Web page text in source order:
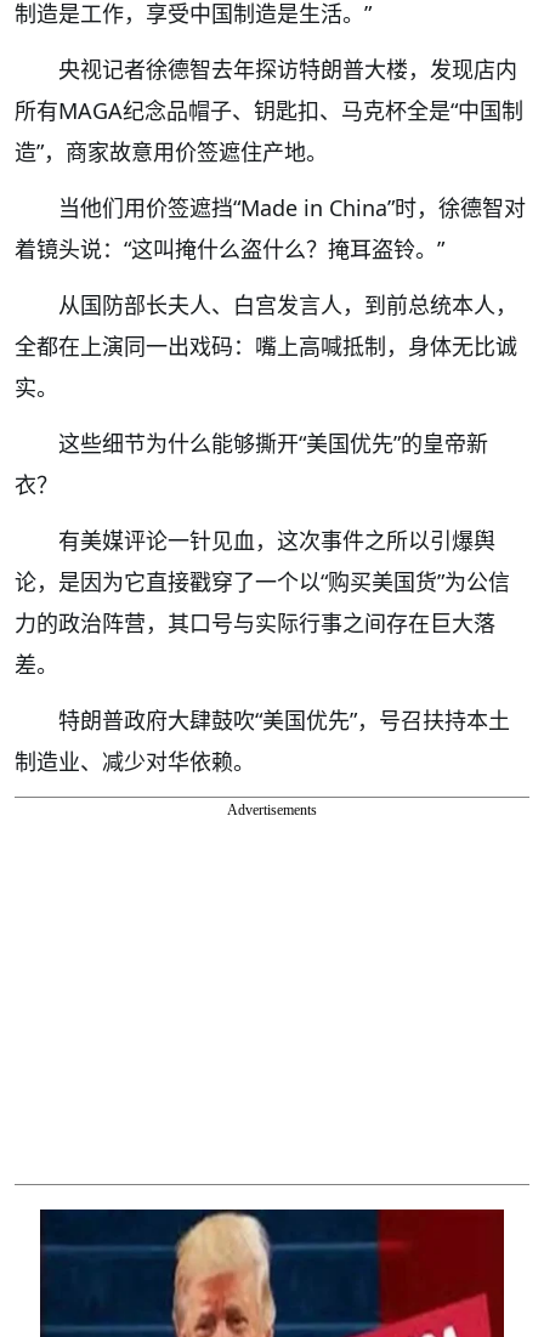
制造是工作，享受中国制造是生活。”
央视记者徐德智去年探访特朗普大楼，发现店内
所有MAGA纪念品帽子、钥匙扣、马克杯全是“中国制
造”，商家故意用价签遮住产地。
当他们用价签遮挡“Made in China”时，徐德智对
着镜头说：“这叫掩什么盗什么？掩耳盗铃。”
从国防部长夫人、白宫发言人，到前总统本人，
全都在上演同一出戏码：嘴上高喊抵制，身体无比诚
实。
这些细节为什么能够撕开“美国优先”的皇帝新
衣？
有美媒评论一针见血，这次事件之所以引爆舆
论，是因为它直接戳穿了一个以“购买美国货”为公信
力的政治阵营，其口号与实际行事之间存在巨大落
差。
特朗普政府大肆鼓吹“美国优先”，号召扶持本土
制造业、减少对华依赖。
Advertisements